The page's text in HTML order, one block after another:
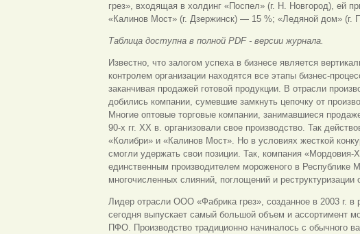
грез», входящая в холдинг «Поспел» (г. Н. Новгород), ей
«Калинов Мост» (г. Дзержинск) — 15 %; «Ледяной дом» (г.
Таблица доступна в полной PDF - версии журнала.
Известно, что залогом успеха в бизнесе является
контролем организации находятся все этапы бизнес-
заканчивая продажей готовой продукции. В отрасли
добились компании, сумевшие замкнуть цепочку от
Многие оптовые торговые компании, занимавшиеся
90-х гг. ХХ в. организовали свое производство. Так
«Колибри» и «Калинов Мост». Но в условиях жесткой
смогли удержать свои позиции. Так, компания «Мордовия-
единственным производителем мороженого в Республике
многочисленных слияний, поглощений и реструктуризации
Лидер отрасли ООО «Фабрика грез», созданное в 2003 г. в
сегодня выпускает самый большой объем и ассортимент
ПФО. Производство традиционно начиналось с обычного